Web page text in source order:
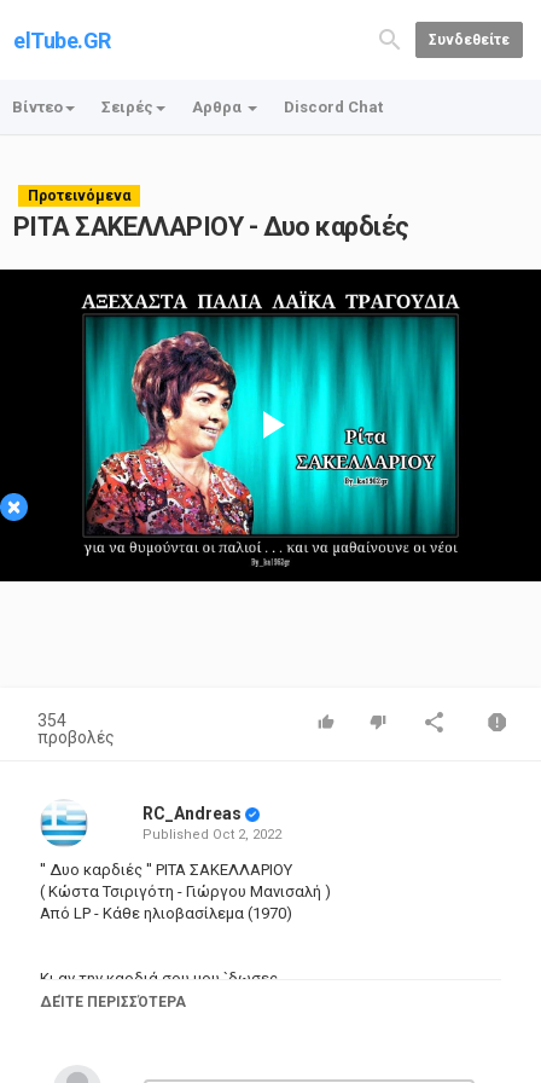
elTube.GR Συνδεθείτε
Βίντεο Σειρές Αρθρα Discord Chat
Προτεινόμενα
ΡΙΤΑ ΣΑΚΕΛΛΑΡΙΟΥ - Δυο καρδιές
×
Play
Video
354
προβολές
RC_Andreas
Published Oct 2, 2022
'' Δυο καρδιές '' ΡΙΤΑ ΣΑΚΕΛΛΑΡΙΟΥ
( Κώστα Τσιριγότη - Γιώργου Μανισαλή )
Από LP - Κάθε ηλιοβασίλεμα (1970)
Κι αν την καρδιά σου μου `δωσες
τώρα τη θέλεις πίσω
ΔΕΊΤΕ ΠΕΡΙΣΣΌΤΕΡΑ